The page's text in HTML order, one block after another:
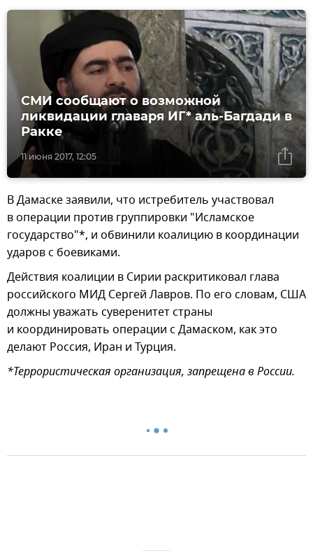
11 июня 2017, 12:05
СМИ сообщают о возможной
ликвидации главаря ИГ* аль-Багдади в
Ракке‍
В Дамаске заявили, что истребитель участвовал
в операции против группировки "Исламское
государство"*, и обвинили коалицию в координации
ударов с боевиками.
Действия коалиции в Сирии раскритиковал глава
российского МИД Сергей Лавров. По его словам, США
должны уважать суверенитет страны
и координировать операции с Дамаском, как это
делают Россия, Иран и Турция.
*Террористическая организация, запрещена в России.